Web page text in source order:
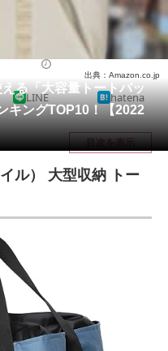
る「大容量トートバッ
キングTOP10！【2022
出典：Amazon.co.jp
LINE hatena
目次を表示
ル） 大型収納 トー